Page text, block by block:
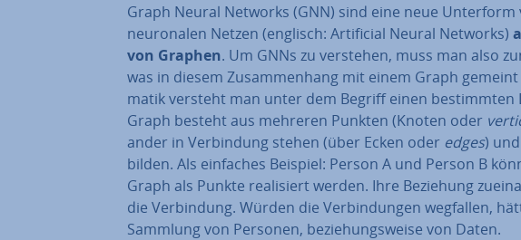
Graph Neural Networks (GNN) sind eine neue
neu­ro­na­len Netzen (englisch: Ar­ti­fi­ci­al Neural Networks)
von Graphen. Um GNNs zu verstehen, muss man also
was in diesem Zu­sam­men­hang mit einem Graph
ma­tik versteht man unter dem Begriff einen be­stimm­ten
Graph besteht aus mehreren Punkten (Knoten oder
an­der in Ver­bin­dung stehen (über Ecken oder edges)
bilden. Als einfaches Beispiel: Person A und Person B
Graph als Punkte rea­li­siert werden. Ihre Beziehung
die Ver­bin­dung. Würden die Ver­bin­dun­gen wegfallen,
Sammlung von Personen, be­zie­hungs­wei­se von Daten.